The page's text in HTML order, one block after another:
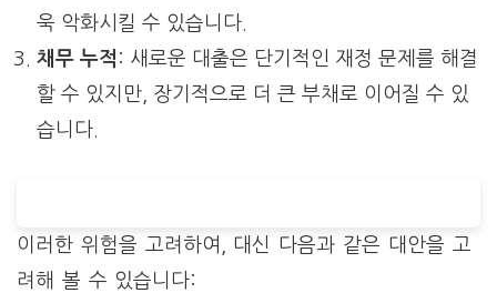
욱 악화시킬 수 있습니다.
채무 누적 : 새로운 대출은 단기적인 재정 문제를 해결
할 수 있지만, 장기적으로 더 큰 부채로 이어질 수 있
습니다.
이러한 위험을 고려하여, 대신 다음과 같은 대안을 고
려해 볼 수 있습니다: